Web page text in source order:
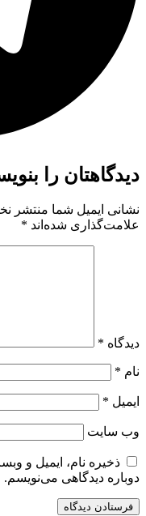
دیدگاهتان را
نشانی ایمیل شما منتشر
علامت‌گذاری شده‌اند *
دیدگاه *
نام *
ایمیل *
وب‌ سایت
ذخیره نام، ایمیل و
دوباره دیدگاهی می‌نویسم.